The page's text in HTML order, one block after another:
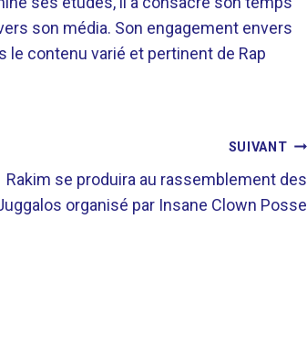
son média. Son engagement envers
contenu varié et pertinent de Rap
SUIVANT
Rakim se produira au rassemblement des
organisé par Insane Clown Posse